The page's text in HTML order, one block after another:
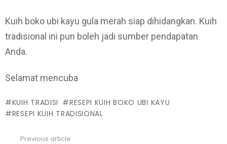
Kuih boko ubi kayu gula merah siap dihidangkan. Kuih
tradisional ini pun boleh jadi sumber pendapatan
Anda.
Selamat mencuba
KUIH TRADISI
RESEPI KUIH BOKO UBI KAYU
RESEPI KUIH TRADISIONAL
Previous article